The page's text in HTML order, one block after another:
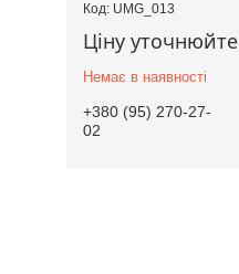
UMG_013
Ціну уточнюйте
Немає в наявності
+380 (95) 270-27-
02